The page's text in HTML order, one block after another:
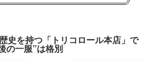
史を持つ「トリコロール本店」で
の一服”は格別